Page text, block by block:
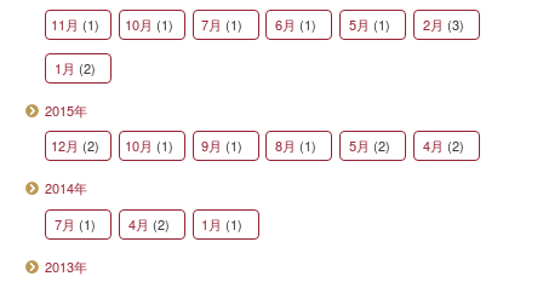
11月 (1) 10月 (1) 7月 (1) 6月 (1) 5月 (1) 2月 (3)
1月 (2)
2015年
12月 (2) 10月 (1) 9月 (1) 8月 (1) 5月 (2) 4月 (2)
2014年
7月 (1) 4月 (2) 1月 (1)
2013年